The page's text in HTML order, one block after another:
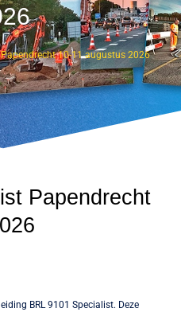
10-11 augustus 2026
Papendrecht
BRL 9101 Specialist. Deze